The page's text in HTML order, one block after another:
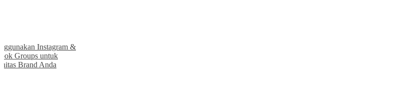
Komunitas Penggemar Mobil Toyota
Great Corolla
» selengkapnya